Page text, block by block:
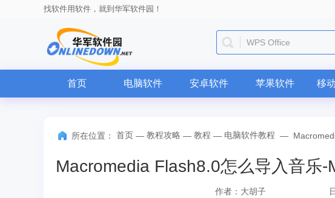
找软件用软件，就到华军软件园！
微信电脑版
首页 电脑软件 安卓软件 苹果软件 移
所在位置： 首页 — 教程攻略 — 教程 — 电脑软件教程 —
作者：大胡子